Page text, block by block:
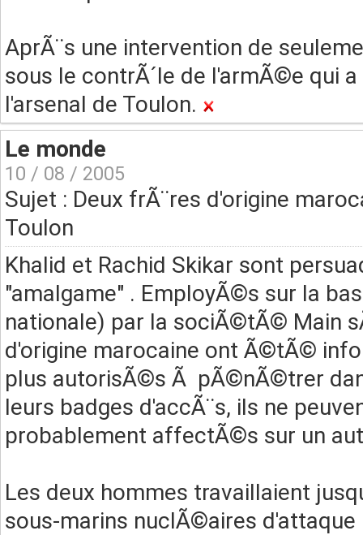
AprÃ¨s une intervention de
sous le contrÃ´le de l'armÃ©e qui
l'arsenal de Toulon.
Le monde
10 / 08 / 2005
Sujet : Deux frÃ¨res d'origine
Toulon
Khalid et Rachid Skikar sont
"amalgame" . EmployÃ©s sur la
nationale) par la sociÃ©tÃ© Main
d'origine marocaine ont Ã©tÃ©
plus autorisÃ©s Ã pÃ©nÃ©trer
leurs badges d'accÃ¨s, ils ne
probablement affectÃ©s sur un
Les deux hommes travaillaient
sous-marins nuclÃ©aires